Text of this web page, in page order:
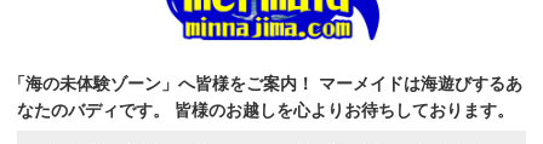
「海の未体験ゾーン」へ皆様をご案内！
マーメイドは海遊びするあ
なたのバディです。
皆様のお越しを心よりお待ちしております。